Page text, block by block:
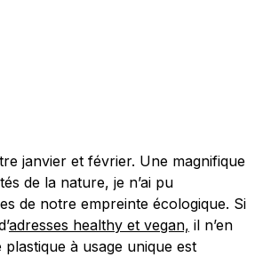
janvier et février. Une magnifique
de la nature, je n’ai pu
de notre empreinte écologique. Si
adresses healthy et vegan, il n’en
à usage unique est